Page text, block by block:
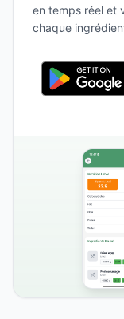
en temps réel et
chaque